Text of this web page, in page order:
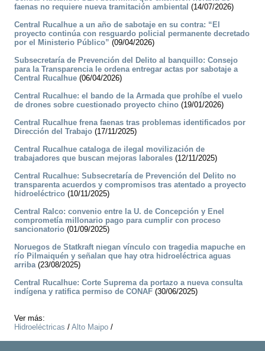
faenas no requiere nueva tramitación ambiental (14/07/2026)
Central Rucalhue a un año de sabotaje en su contra: “El
proyecto continúa con resguardo policial permanente decretado
por el Ministerio Público” (09/04/2026)
Subsecretaría de Prevención del Delito al banquillo: Consejo
para la Transparencia le ordena entregar actas por sabotaje a
Central Rucalhue (06/04/2026)
Central Rucalhue: el bando de la Armada que prohíbe el vuelo
de drones sobre cuestionado proyecto chino (19/01/2026)
Central Rucalhue frena faenas tras problemas identificados por
Dirección del Trabajo (17/11/2025)
Central Rucalhue cataloga de ilegal movilización de
trabajadores que buscan mejoras laborales (12/11/2025)
Central Rucalhue: Subsecretaría de Prevención del Delito no
transparenta acuerdos y compromisos tras atentado a proyecto
hidroeléctrico (10/11/2025)
Central Ralco: convenio entre la U. de Concepción y Enel
comprometía millonario pago para cumplir con proceso
sancionatorio (01/09/2025)
Noruegos de Statkraft niegan vínculo con tragedia mapuche en
río Pilmaiquén y señalan que hay otra hidroeléctrica aguas
arriba(23/08/2025)
Central Rucalhue: Corte Suprema da portazo a nueva consulta
indígena y ratifica permiso de CONAF (30/06/2025)
Ver más:
Hidroeléctricas / Alto Maipo /